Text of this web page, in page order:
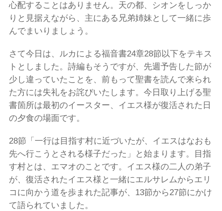
心配することはありません。天の都、シオンをしっか
りと見据えながら、主にある兄弟姉妹として一緒に歩
んでまいりましょう。
さて今日は、ルカによる福音書24章28節以下をテキス
トとしました。詩編もそうですが、先週予告した節が
少し違っていたことを、前もって聖書を読んで来られ
た方には失礼をお詫びいたします。今日取り上げる聖
書箇所は最初のイースター、イエス様が復活された日
の夕食の場面です。
28節「一行は目指す村に近づいたが、イエスはなおも
先へ行こうとされる様子だった」と始まります。目指
す村とは、エマオのことです。イエス様の二人の弟子
が、復活されたイエス様と一緒にエルサレムからエリ
コに向かう道を歩まれた記事が、13節から27節にかけ
て語られていました。